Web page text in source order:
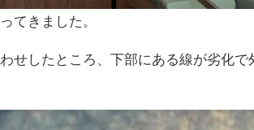
てきました。
せしたところ、下部にある線が劣化